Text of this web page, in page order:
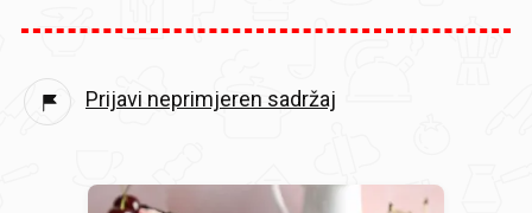
Prijavi neprimjeren sadržaj